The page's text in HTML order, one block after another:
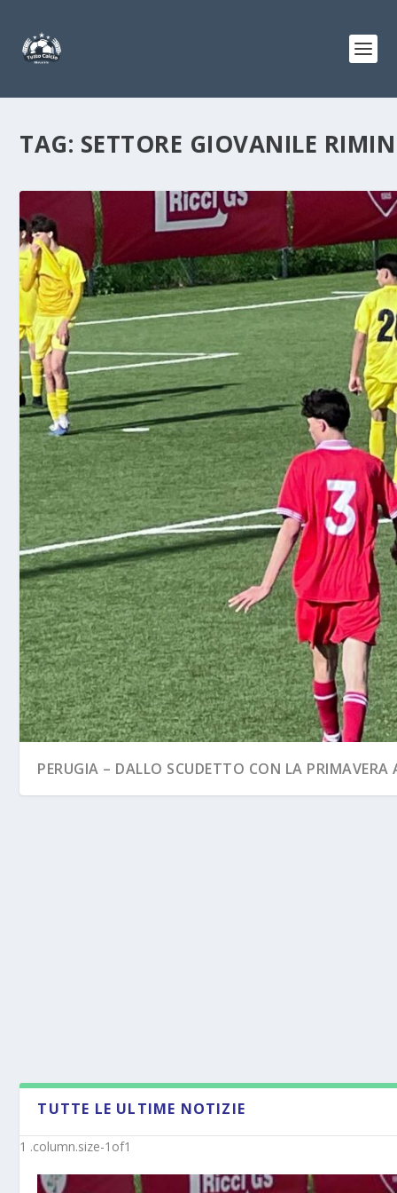
TAG: SETTORE GIOVANILE
PERUGIA – DALLO SCUDETTO CON LA PRIMAVERA
TUTTE LE ULTIME NOTIZIE